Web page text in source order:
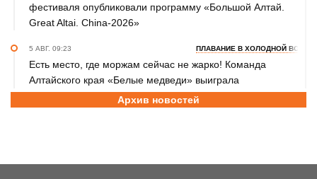
фестиваля опубликовали программу «Большой Алтай.
Great Altai. China-2026»
5 АВГ. 09:23 ПЛАВАНИЕ В ХОЛОДНОЙ ВОДЕ
Есть место, где моржам сейчас не жарко! Команда
Алтайского края «Белые медведи» выиграла
соревнования на Телецком озере
Архив новостей